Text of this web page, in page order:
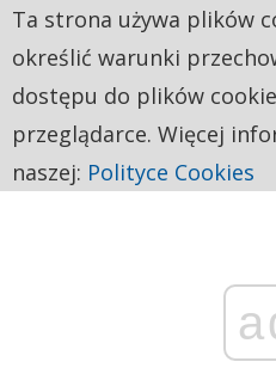
Ta strona używa plików
określić warunki
dostępu do plików
przeglądarce. Więcej
naszej: Polityce Cookies